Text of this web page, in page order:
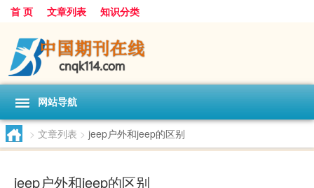
首 页 文章列表 知识分类
网站导航
> 文章列表 > jeep户外和jeep的区别
jeep户外和jeep的区别